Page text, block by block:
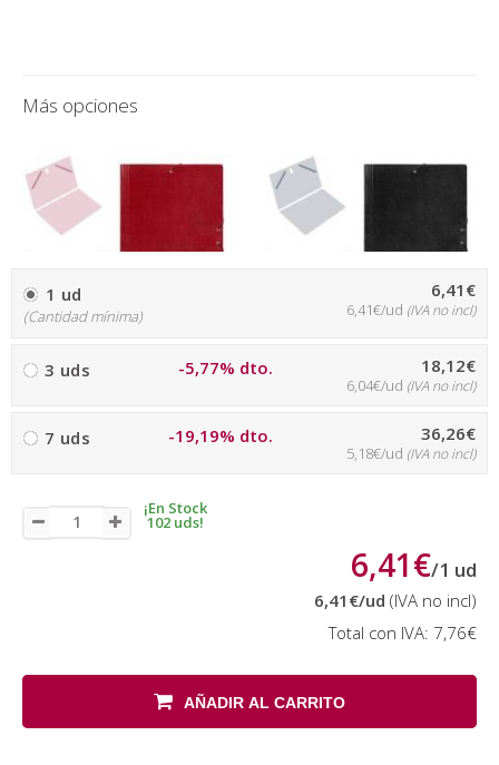
Más opciones
1 ud
(Cantidad mínima)
6,41€
6,41€/ud (IVA no incl)
3 uds -5,77% dto. 18,12€
6,04€/ud (IVA no incl)
7 uds -19,19% dto. 36,26€
5,18€/ud (IVA no incl)
¡En Stock
102 uds!
6,41€/1 ud
6,41€/ud (IVA no incl)
Total con IVA: 7,76€
AÑADIR AL CARRITO